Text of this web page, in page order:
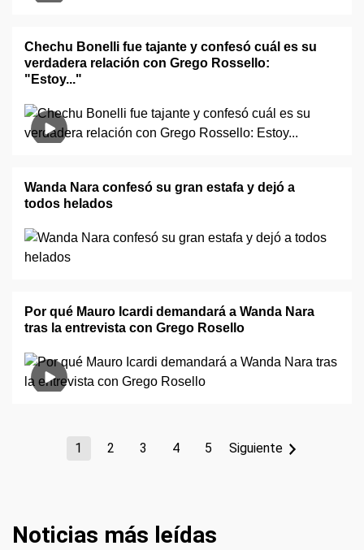
Chechu Bonelli fue tajante y confesó cuál es su
verdadera relación con Grego Rossello:
"Estoy..."
Wanda Nara confesó su gran estafa y dejó a
todos helados
Por qué Mauro Icardi demandará a Wanda Nara
tras la entrevista con Grego Rosello
1 2 3 4 5 Siguiente
Noticias más leídas